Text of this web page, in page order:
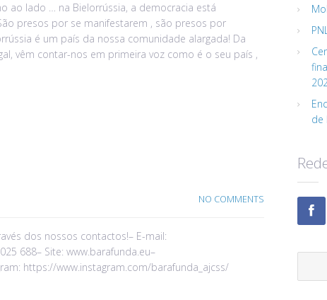
ao lado … na Bielorrússia, a democracia está
presos por se manifestarem , são presos por
é um país da nossa comunidade alargada! Da
vêm contar-nos em primeira voz como é o seu país ,
NO COMMENTS
dos nossos contactos!– E-mail:
688– Site: www.barafunda.eu–
https://www.instagram.com/barafunda_ajcss/
de